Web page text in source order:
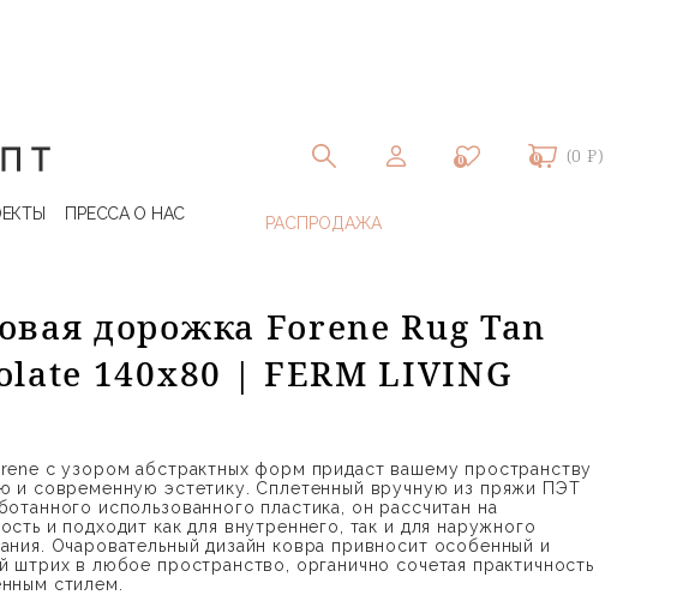
0 0 (0 ₽)
ПРЕССА О НАС
дорожка Forene Rug Tan
140x80 | FERM LIVING
с узором абстрактных форм придаст вашему пространству
и современную эстетику. Сплетенный вручную из пряжи ПЭТ
использованного пластика, он рассчитан на
и подходит как для внутреннего, так и для наружного
Очаровательный дизайн ковра привносит особенный и
штрих в любое пространство, органично сочетая практичность
стилем.